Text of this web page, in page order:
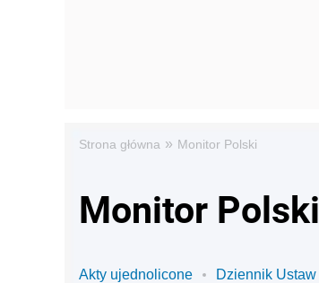
Strona główna » Monitor Polski
Monitor Polski
Akty ujednolicone Dziennik Ustaw